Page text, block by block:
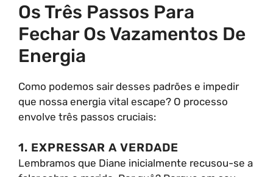
Os Três Passos Para
Fechar Os Vazamentos De
Energia
Como podemos sair desses padrões e impedir
que nossa energia vital escape? O processo
envolve três passos cruciais:
1. EXPRESSAR A VERDADE
Lembramos que Diane inicialmente recusou-se a